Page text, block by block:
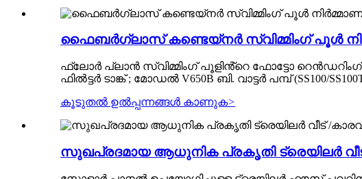
ഫൈബർഗ്ലാസ് കണ്ടെയ്നർ സ്വിമ്മിംഗ് പൂൾ
ഫ്ലോർ പ്ലാൻ സ്വിമ്മിംഗ് പൂളിൻ്റെ ഫോട്ടോ
ഫിൽട്ടർ ടാങ്ക് ; മോഡൽ V650B ബി. വാട്ടർ പമ്പ് (SS100/
കൂടുതൽ ഉൽപ്പന്നങ്ങൾ കാണുക>
സുഖപ്രദമായ ആധുനിക പ്രകൃതി ട്രെയിലർ